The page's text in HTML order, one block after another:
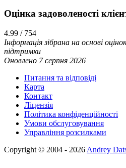
Оцінка задоволеності
4.99 / 754
Інформація зібрана на основі
підтримки
Оновлено 7 серпня 2026
Питання та відповіді
Карта
Контакт
Ліцензія
Політика конфіденційності
Умови обслуговування
Управління розсилками
Copyright © 2004 - 2026 Andrey